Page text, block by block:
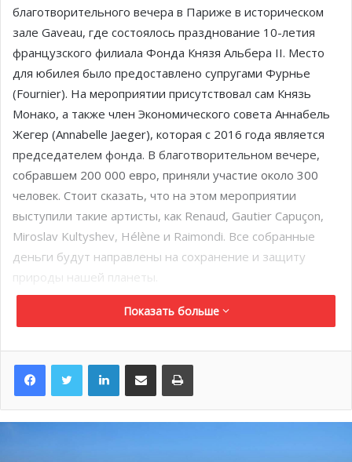
благотворительного вечера в Париже в историческом
зале Gaveau, где состоялось празднование 10-летия
французского филиала Фонда Князя Альбера II. Место
для юбилея было предоставлено супругами Фурнье
(Fournier). На мероприятии присутствовал сам Князь
Монако, а также член Экономического совета Аннабель
Жегер (Annabelle Jaeger), которая с 2016 года является
председателем фонда. В благотворительном вечере,
собравшем 200 000 евро, приняли участие около 300
человек. Стоит сказать, что на этом мероприятии
выступили такие артисты, как Renaud, Gautier Capuçon,
Miroslav Kultyshev, Hélène и Raimondi. Все собранные
деньги будут направлены на сохранение и защиту
природы нашей планеты.
Показать больше
LinkedInПоделиться по электронной почте Распечатать